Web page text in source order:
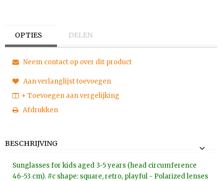
OPTIES DELEN
Neem contact op over dit product
Aan verlanglijst toevoegen
+ Toevoegen aan vergelijking
Afdrukken
BESCHRIJVING
Sunglasses for kids aged 3-5 years (head circumference
46-53 cm). #c shape: square, retro, playful - Polarized lenses